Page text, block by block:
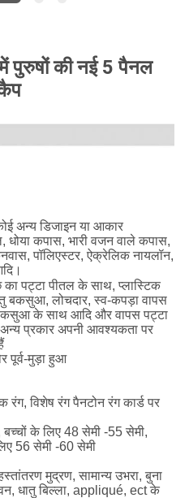
पुरुषों की नई 5 पैनल
अन्य डिजाइन या आकार
धोया कपास, भारी वजन वाले कपास,
पॉलिएस्टर, ऐक्रेलिक नायलॉन,
पट्टा पीतल के साथ, प्लास्टिक
बकसुआ, लोचदार, स्व-कपड़ा वापस
के साथ आदि और वापस पट्टा
प्रकार अपनी आवश्यकता पर
पूर्व-मुड़ा हुआ
रंग, विशेष रंग पैनटोन रंग कार्ड पर
के लिए 48 सेमी -55 सेमी,
56 सेमी -60 सेमी
मुद्रण, सामान्य उभरा, बुना
धातु बिल्ला, appliqué, ect के